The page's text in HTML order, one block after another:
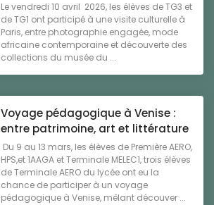
Le vendredi 10 avril 2026, les élèves de TG3 et
de TG1 ont participé à une visite culturelle à
Paris, entre photographie engagée, mode
africaine contemporaine et découverte des
collections du musée du ...
Voyage pédagogique à Venise :
entre patrimoine, art et littérature
Du 9 au 13 mars, les élèves de Première AERO,
HPS,et 1AAGA et Terminale MELEC1, trois élèves
de Terminale AERO du lycée ont eu la
chance de participer à un voyage
pédagogique à Venise, mêlant découver ...